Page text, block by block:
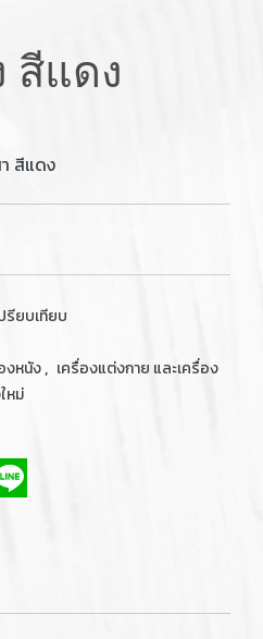
สีแดง
สีแดง
รียบเทียบ
งหนัง, เครื่องแต่งกาย และเครื่อง
หม่